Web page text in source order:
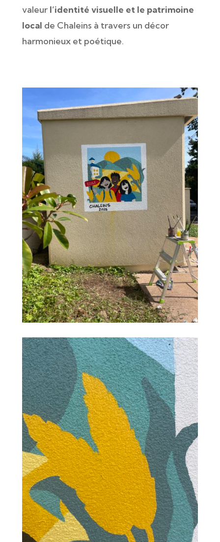
valeur l’identité visuelle et le patrimoine
local de Chaleins à travers un décor
harmonieux et poétique.